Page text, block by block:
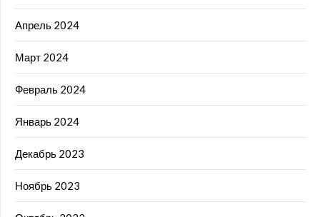
Апрель 2024
Март 2024
Февраль 2024
Январь 2024
Декабрь 2023
Ноябрь 2023